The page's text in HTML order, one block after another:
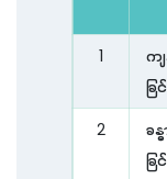
1
ကျ
ခ
2
ခ
ခြ